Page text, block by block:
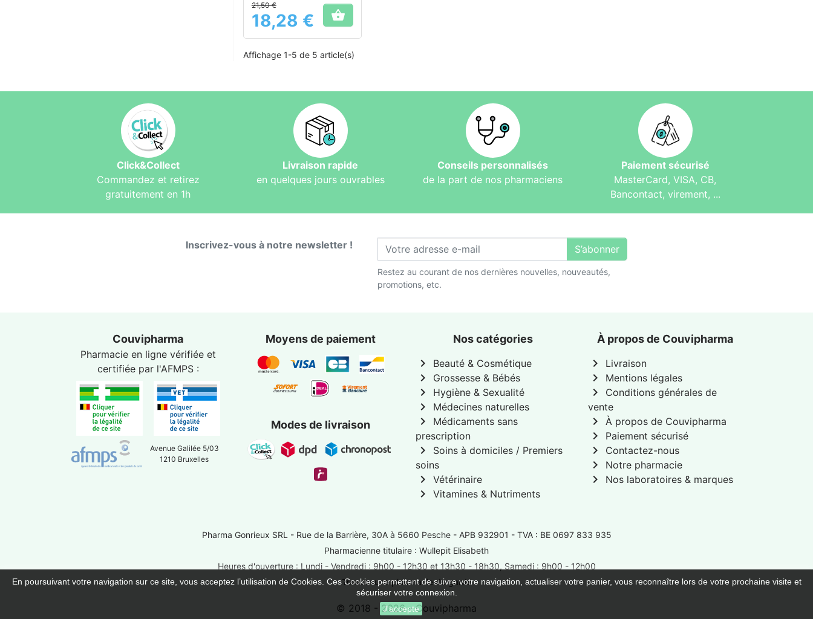
Prix
21,50 €
18,28 € 
Affichage 1-5 de 5 article(s)
Click&Collect
Commandez et retirez
gratuitement en 1h
Livraison rapide
en quelques jours ouvrables
Conseils personnalisés
de la part de nos pharmaciens
Paiement sécurisé
MasterCard, VISA, CB,
Bancontact, virement, ...
Inscrivez-vous à notre newsletter ! S’abonner
Restez au courant de nos dernières nouvelles, nouveautés,
promotions, etc.
Couvipharma
Pharmacie en ligne vérifiée et
certifiée par l'AFMPS:
Avenue Galilée 5/03
1210 Bruxelles
Moyens de paiement
Modes de livraison
Nos catégories
chevron_right Beauté & Cosmétique
chevron_right Grossesse & Bébés
chevron_right Hygiène & Sexualité
chevron_right Médecines naturelles
chevron_right
Médicaments sans
prescription
chevron_right
Soins à domiciles / Premiers
soins
chevron_right Vétérinaire
chevron_right Vitamines & Nutriments
À propos de Couvipharma
chevron_right Livraison
chevron_right Mentions légales
chevron_right
Conditions générales de
vente
chevron_right À propos de Couvipharma
chevron_right Paiement sécurisé
chevron_right Contactez-nous
chevron_right Notre pharmacie
chevron_right Nos laboratoires & marques
En poursuivant votre navigation sur ce site, vous acceptez l’utilisation de Cookies. Ces Cookies permettent de suivre votre navigation, actualiser votre panier, vous reconnaître lors de votre prochaine visite et
sécuriser votre connexion.
J'accepte
Pharma Gonrieux SRL - Rue de la Barrière, 30A à 5660 Pesche- APB 932901 - TVA : BE 0697 833 935
Pharmacienne titulaire : Wullepit Elisabeth
Heures d'ouverture : Lundi - Vendredi : 9h00 - 12h30 et 13h30 - 18h30, Samedi : 9h00 - 12h00
Trouver une pharmacie de garde
© 2018 - 2026 - Couvipharma